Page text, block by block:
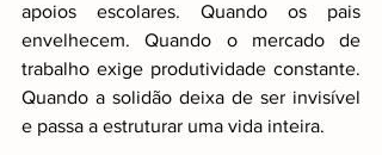
apoios escolares. Quando os pais
envelhecem. Quando o mercado de
trabalho exige produtividade constante.
Quando a solidão deixa de ser invisível
e passa a estruturar uma vida inteira.